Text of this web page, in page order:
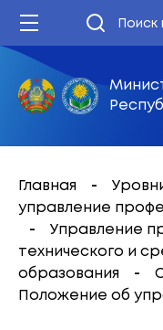
Главная
управление
Управление
технического и
образования
Положение об